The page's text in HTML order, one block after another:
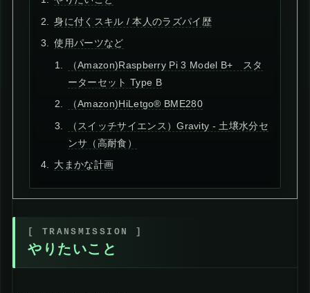
身に付くスキル / 本人のラズパイ歴
使用パーツなど
（Amazon)Raspberry Pi 3 Model B+ スタ
ーターセット Type B
（Amazon)HiLetgo® BME280
（スイッチサイエンス）Gravity - 土壌水分セ
ンサ（高耐食）
大まかな計画
やりたいこと